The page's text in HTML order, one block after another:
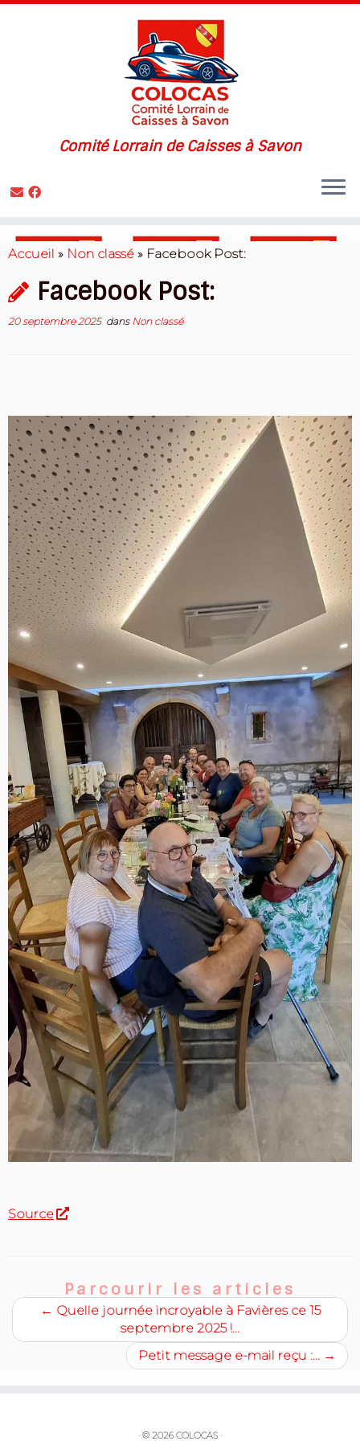
Skip
to
Comité Lorrain de Caisses à Savon
Accueil » Non classé » Facebook Post:
Facebook Post:
20 septembre 2025dans Non classé
Source
Parcourir les articles
← Quelle journée incroyable à Favières ce 15
septembre 2025 !…
Petit message e-mail reçu :… →
· © 2026 COLOCAS ·